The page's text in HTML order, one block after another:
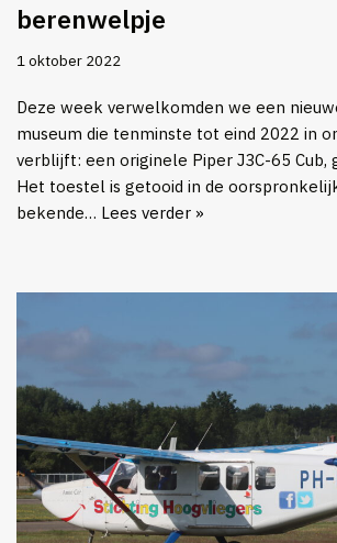
berenwelpje
1 oktober 2022
Deze week verwelkomden we een
museum die tenminste tot eind 2022 in
verblijft: een originele Piper J3C-65 Cub,
Het toestel is getooid in de
bekende… Lees verder »